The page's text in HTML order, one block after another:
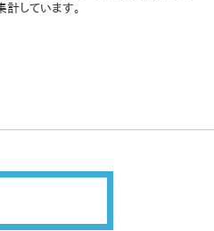
しています。